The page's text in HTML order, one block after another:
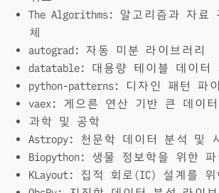
The Algorithms: 알고리즘과 자료
체
autograd: 자동 미분 라이브러리
datatable: 대용량 테이블 데이터
python-patterns: 디자인 패턴 파
vaex: 게으른 연산 기반 큰 데이터
과학 및 공학
Astropy: 천문학 데이터 분석 및
Biopython: 생물 정보학을 위한 파
KLayout: 집적 회로(IC) 설계를 위